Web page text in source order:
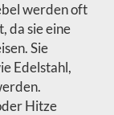
werden oft
da sie eine
Sie
Edelstahl,
Hitze